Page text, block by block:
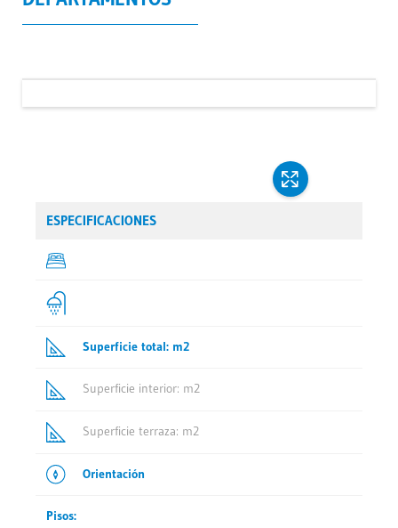
ESPECIFICACIONES
Superficie total: m2
Superficie interior: m2
Superficie terraza: m2
Orientación
Pisos: